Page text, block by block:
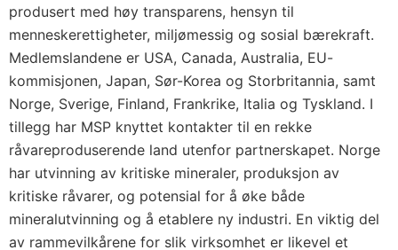
produsert med høy transparens, hensyn til
menneskerettigheter, miljømessig og sosial bærekraft.
Medlemslandene er USA, Canada, Australia, EU-
kommisjonen, Japan, Sør-Korea og Storbritannia, samt
Norge, Sverige, Finland, Frankrike, Italia og Tyskland. I
tillegg har MSP knyttet kontakter til en rekke
råvareproduserende land utenfor partnerskapet. Norge
har utvinning av kritiske mineraler, produksjon av
kritiske råvarer, og potensial for å øke både
mineralutvinning og å etablere ny industri. En viktig del
av rammevilkårene for slik virksomhet er likevel et